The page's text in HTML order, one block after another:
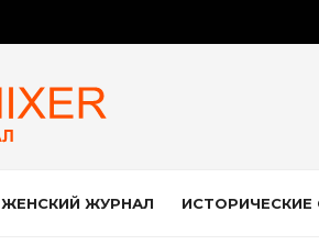
ЖЕНСКИЙ ЖУРНАЛ